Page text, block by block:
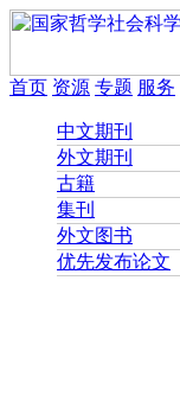
首页 资源 专题 服务
中文期刊
外文期刊
古籍
集刊
外文图书
优先发布论文